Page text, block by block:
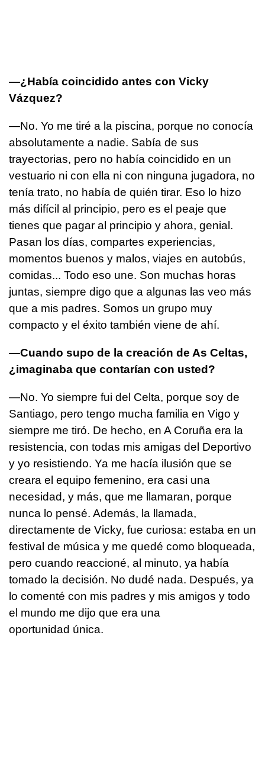
—¿Había coincidido antes con Vicky
Vázquez?
—No. Yo me tiré a la piscina, porque no conocía
absolutamente a nadie. Sabía de sus
trayectorias, pero no había coincidido en un
vestuario ni con ella ni con ninguna jugadora, no
tenía trato, no había de quién tirar. Eso lo hizo
más difícil al principio, pero es el peaje que
tienes que pagar al principio y ahora, genial.
Pasan los días, compartes experiencias,
momentos buenos y malos, viajes en autobús,
comidas... Todo eso une. Son muchas horas
juntas, siempre digo que a algunas las veo más
que a mis padres. Somos un grupo muy
compacto y el éxito también viene de ahí.
—Cuando supo de la creación de As Celtas,
¿imaginaba que contarían con usted?
—No. Yo siempre fui del Celta, porque soy de
Santiago, pero tengo mucha familia en Vigo y
siempre me tiró. De hecho, en A Coruña era la
resistencia, con todas mis amigas del Deportivo
y yo resistiendo. Ya me hacía ilusión que se
creara el equipo femenino, era casi una
necesidad, y más, que me llamaran, porque
nunca lo pensé. Además, la llamada,
directamente de Vicky, fue curiosa: estaba en un
festival de música y me quedé como bloqueada,
pero cuando reaccioné, al minuto, ya había
tomado la decisión. No dudé nada. Después, ya
lo comenté con mis padres y mis amigos y todo
el mundo me dijo que era una
oportunidad única.